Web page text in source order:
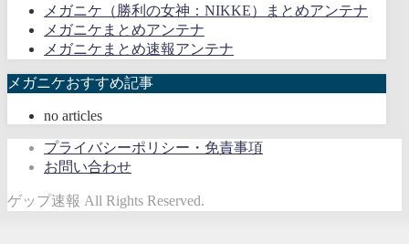
メガニケ（勝利の女神：NIKKE）まとめアンテナ
メガニケまとめアンテナ
メガニケまとめ速報アンテナ
メガニケおすすめ記事
no articles
プライバシーポリシー・免責事項
お問い合わせ
ゲップ速報 All Rights Reserved.